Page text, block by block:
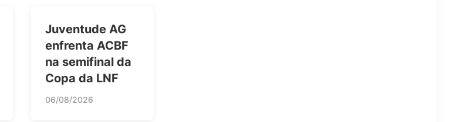
Juventude AG
enfrenta ACBF
na semifinal da
Copa da LNF
06/08/2026